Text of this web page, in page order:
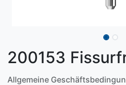
200153
Allgemeine